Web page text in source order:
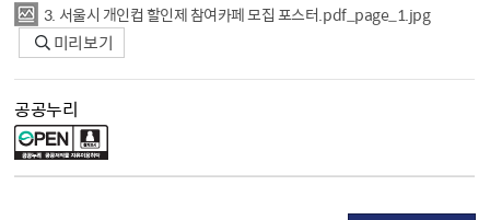
3. 서울시 개인컵 할인제 참여카페 모집 포스터.pdf_page_1.jpg
미리보기
공공누리